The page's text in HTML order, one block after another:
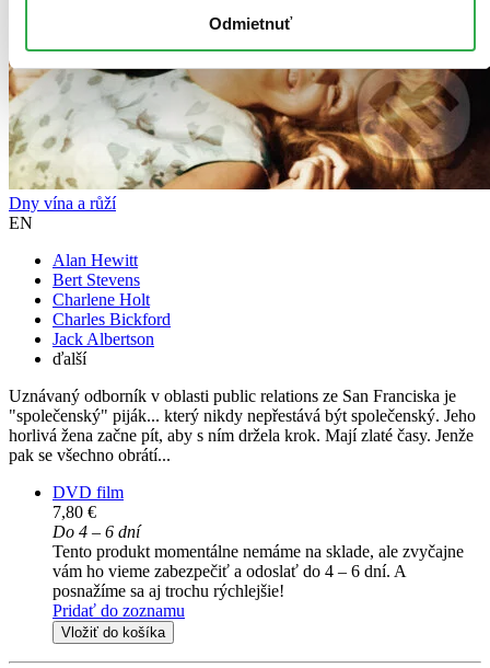
Odmietnuť
Dny vína a růží
EN
Alan Hewitt
Bert Stevens
Charlene Holt
Charles Bickford
Jack Albertson
ďalší
Uznávaný odborník v oblasti public relations ze San Franciska je
"společenský" piják... který nikdy nepřestává být společenský. Jeho
horlivá žena začne pít, aby s ním držela krok. Mají zlaté časy. Jenže
pak se všechno obrátí...
DVD film
7,80 €
Do 4 – 6 dní
Tento produkt momentálne nemáme na sklade, ale zvyčajne
vám ho vieme zabezpečiť a odoslať do 4 – 6 dní. A
posnažíme sa aj trochu rýchlejšie!
Pridať do zoznamu
Vložiť do košíka